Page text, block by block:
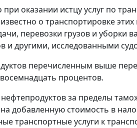
оказании истцу услуг по
о транспортировке
перевозки грузов и уборки
и другими, исследованными
перечисленным выше
процентов.
за пределы
добавленную стоимость в
транспортные услуги к